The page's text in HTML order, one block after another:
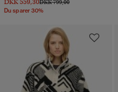
DKK 559,30Pris nedsat fra
DKK 799,00til
Du sparer 30%